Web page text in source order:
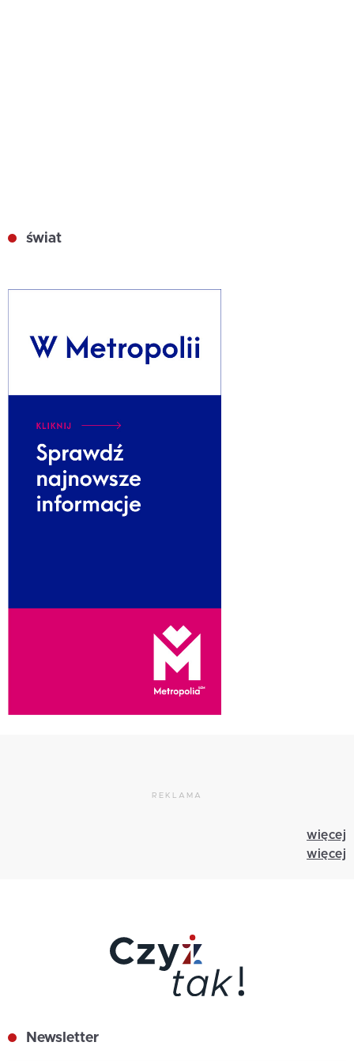
świat
REKLAMA
więcej
więcej
Newsletter